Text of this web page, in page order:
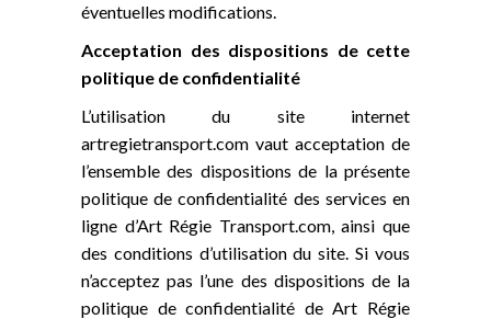
éventuelles modifications.
Acceptation des dispositions de cette
politique de confidentialité
L’utilisation du site internet
artregietransport.com vaut acceptation de
l’ensemble des dispositions de la présente
politique de confidentialité des services en
ligne d’Art Régie Transport.com, ainsi que
des conditions d’utilisation du site. Si vous
n’acceptez pas l’une des dispositions de la
politique de confidentialité de Art Régie